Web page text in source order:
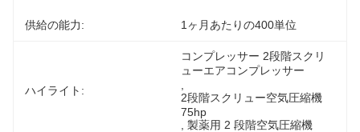
供給の能力: 1ヶ月あたりの400単位
ハイライト:
コンプレッサー 2段階スクリ
ューエアコンプレッサー
2段階スクリュー空気圧縮機
75hp
製薬用 2 段階空気圧縮機